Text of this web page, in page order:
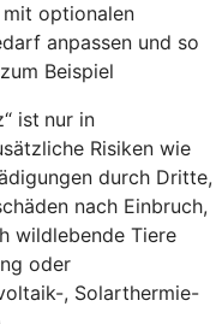
mit optionalen
anpassen und so
Beispiel
ist nur in
Risiken wie
durch Dritte,
nach Einbruch,
wildlebende Tiere
oder
, Solarthermie-